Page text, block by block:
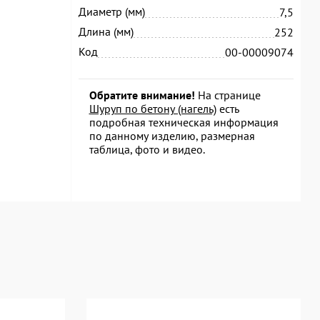
Диаметр (мм)
7,5
Длина (мм)
252
Код
00-00009074
Обратите внимание! На странице
Шуруп по бетону (нагель)есть
подробная техническая информация
по данному изделию, размерная
таблица, фото и видео.